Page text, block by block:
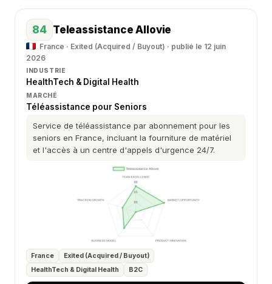
84 Teleassistance Allovie
France · Exited (Acquired / Buyout) · publié le 12 juin
2026
INDUSTRIE
HealthTech & Digital Health
MARCHÉ
Téléassistance pour Seniors
Service de téléassistance par abonnement pour les
seniors en France, incluant la fourniture de matériel
et l'accès à un centre d'appels d'urgence 24/7.
France
Exited (Acquired / Buyout)
HealthTech & Digital Health
B2C